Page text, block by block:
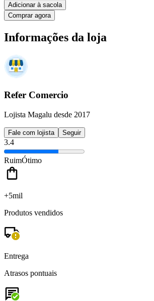
Adicionar à sacola
Comprar agora
Informações da loja
Refer Comercio
Lojista Magalu desde 2017
Fale com lojista Seguir
3.4
RuimÓtimo
+5mil
Produtos vendidos
Entrega
Atrasos pontuais